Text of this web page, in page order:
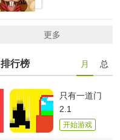
更多
排行榜 月 总
只有一道门
2.1
开始游戏